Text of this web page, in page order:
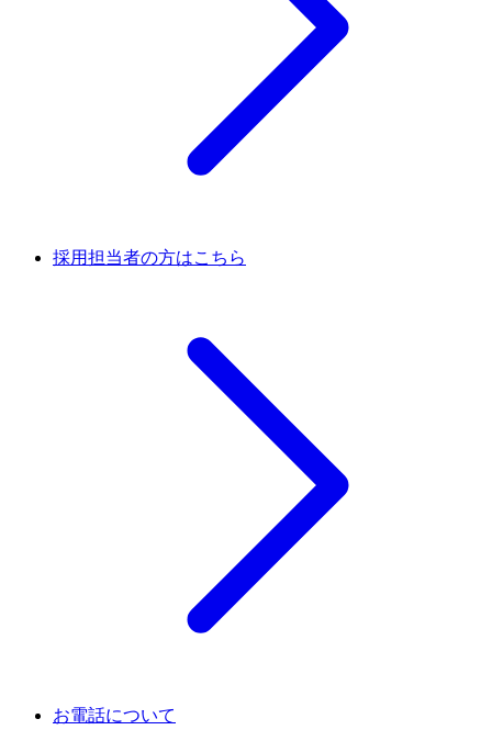
採用担当者の方はこちら
お電話について